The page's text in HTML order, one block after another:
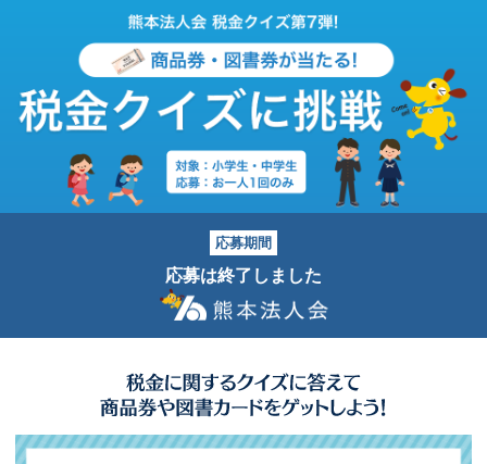
応募期間
応募は終了しました